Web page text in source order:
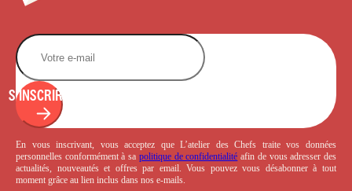
S'INSCRIRE
En vous inscrivant, vous acceptez que L’atelier des Chefs traite vos données
personnelles conformément à sa politique de confidentialité afin de vous adresser des
actualités, nouveautés et offres par email. Vous pouvez vous désabonner à tout
moment grâce au lien inclus dans nos e-mails.